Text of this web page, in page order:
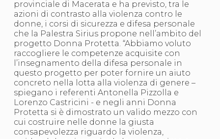
News
Calendario Attività
Difesa Personale MGA
La disciplina
News
Merchandising
Mappa del sito
Cerca
Contatti
News
Cookies Accept
Newsletter
Catalogo formativo
Webinar
provinciale di Macerata e ha previsto, tra le
azioni di contrasto alla violenza contro le
donne, i corsi di sicurezza e difesa personale
che la Palestra Sirius propone nell’ambito del
progetto Donna Protetta. “Abbiamo voluto
raccogliere le competenze acquisite con
l’insegnamento della difesa personale in
questo progetto per poter fornire un aiuto
concreto nella lotta alla violenza di genere –
spiegano i referenti Antonella Pizzolla e
Lorenzo Castricini - e negli anni Donna
Protetta si è dimostrato un valido mezzo con
cui costruire nelle donne la giusta
consapevolezza riguardo la violenza,